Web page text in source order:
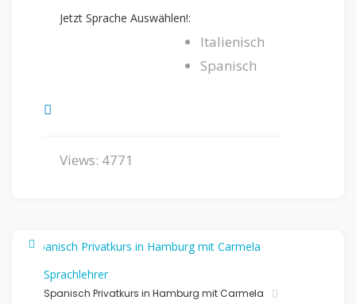
Jetzt Sprache Auswählen!:
Italienisch
Spanisch
Views: 4771
Sprachlehrer
Spanisch Privatkurs in Hamburg mit Carmela